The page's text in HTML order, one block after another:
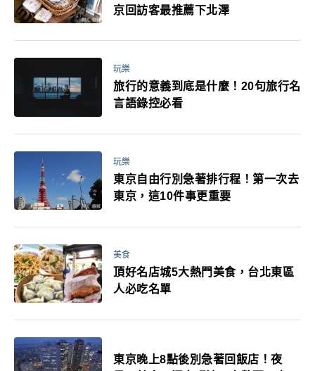
京回訪客最推薦下北澤
玩樂
旅行的意義到底是什麼！20句旅行名
言語錄控必看
玩樂
東京自由行別急著排行程！第一次去
東京，這10件事更重要
美食
頂好名店城5大熱門美食，台北東區
人必吃名單
東京晚上8點後別急著回飯店！夜